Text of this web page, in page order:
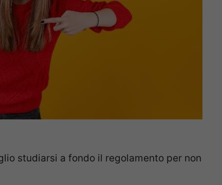
studiarsi a fondo il regolamento per non